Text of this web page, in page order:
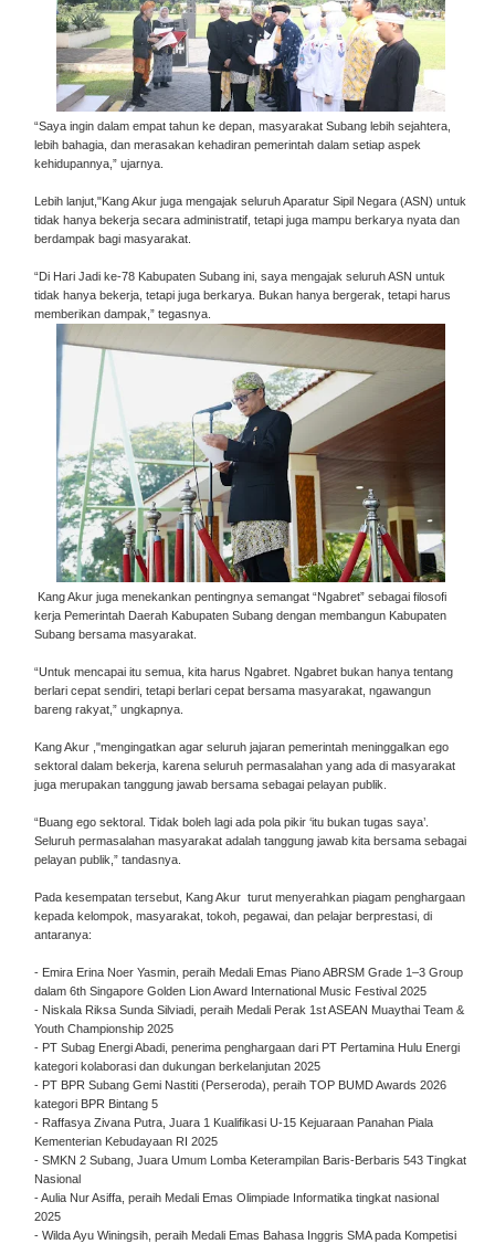
“Saya ingin dalam empat tahun ke depan, masyarakat Subang lebih sejahtera,
lebih bahagia, dan merasakan kehadiran pemerintah dalam setiap aspek
kehidupannya,” ujarnya.
Lebih lanjut,"Kang Akur juga mengajak seluruh Aparatur Sipil Negara (ASN) untuk
tidak hanya bekerja secara administratif, tetapi juga mampu berkarya nyata dan
berdampak bagi masyarakat.
“Di Hari Jadi ke-78 Kabupaten Subang ini, saya mengajak seluruh ASN untuk
tidak hanya bekerja, tetapi juga berkarya. Bukan hanya bergerak, tetapi harus
memberikan dampak,” tegasnya.
Kang Akur juga menekankan pentingnya semangat “Ngabret” sebagai filosofi
kerja Pemerintah Daerah Kabupaten Subang dengan membangun Kabupaten
Subang bersama masyarakat.
“Untuk mencapai itu semua, kita harus Ngabret. Ngabret bukan hanya tentang
berlari cepat sendiri, tetapi berlari cepat bersama masyarakat, ngawangun
bareng rakyat,” ungkapnya.
Kang Akur ,"mengingatkan agar seluruh jajaran pemerintah meninggalkan ego
sektoral dalam bekerja, karena seluruh permasalahan yang ada di masyarakat
juga merupakan tanggung jawab bersama sebagai pelayan publik.
“Buang ego sektoral. Tidak boleh lagi ada pola pikir ‘itu bukan tugas saya’.
Seluruh permasalahan masyarakat adalah tanggung jawab kita bersama sebagai
pelayan publik,” tandasnya.
Pada kesempatan tersebut, Kang Akur turut menyerahkan piagam penghargaan
kepada kelompok, masyarakat, tokoh, pegawai, dan pelajar berprestasi, di
antaranya:
- Emira Erina Noer Yasmin, peraih Medali Emas Piano ABRSM Grade 1–3 Group
dalam 6th Singapore Golden Lion Award International Music Festival 2025
- Niskala Riksa Sunda Silviadi, peraih Medali Perak 1st ASEAN Muaythai Team &
Youth Championship 2025
- PT Subag Energi Abadi, penerima penghargaan dari PT Pertamina Hulu Energi
kategori kolaborasi dan dukungan berkelanjutan 2025
- PT BPR Subang Gemi Nastiti (Perseroda), peraih TOP BUMD Awards 2026
kategori BPR Bintang 5
- Raffasya Zivana Putra, Juara 1 Kualifikasi U-15 Kejuaraan Panahan Piala
Kementerian Kebudayaan RI 2025
- SMKN 2 Subang, Juara Umum Lomba Keterampilan Baris-Berbaris 543 Tingkat
Nasional
- Aulia Nur Asiffa, peraih Medali Emas Olimpiade Informatika tingkat nasional
2025
- Wilda Ayu Winingsih, peraih Medali Emas Bahasa Inggris SMA pada Kompetisi